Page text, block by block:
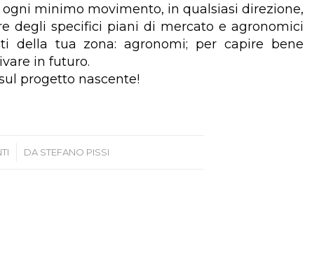
minimo movimento, in qualsiasi direzione,
degli specifici piani di mercato e agronomici
della tua zona: agronomi; per capire bene
in futuro.
progetto nascente!
DA STEFANO PISSI